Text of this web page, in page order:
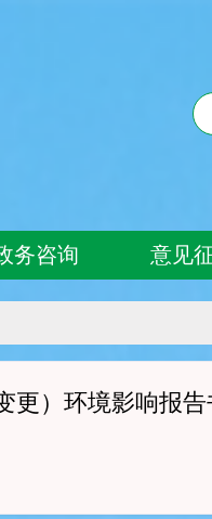
务咨询 意见
更）环境影响报